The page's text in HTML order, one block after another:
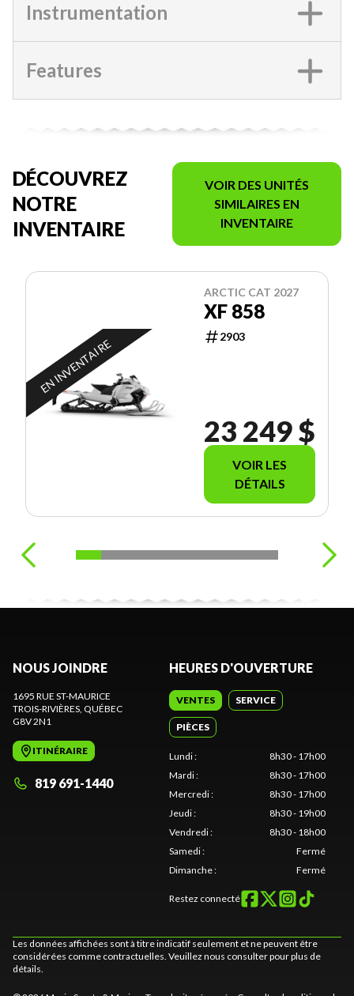
Instrumentation
Features
DÉCOUVREZ
NOTRE
INVENTAIRE
VOIR DES UNITÉS
SIMILAIRES EN
INVENTAIRE
EN INVENTAIRE
ARCTIC CAT 2027
XF 858
2903
23 249 $
VOIR LES
DÉTAILS
NOUS JOINDRE
1695 RUE ST-MAURICE
TROIS-RIVIÈRES , QUÉBEC
G8V 2N1
ITINÉRAIRE
819 691-1440
HEURES D'OUVERTURE
VENTES SERVICE
PIÈCES
Lundi:
8h30 - 17h00
Mardi:
8h30 - 17h00
Mercredi:
8h30 - 17h00
Jeudi:
8h30 - 19h00
Vendredi:
8h30 - 18h00
Samedi:
Fermé
Dimanche: Fermé
Restez connecté
Les données affichées sont à titre indicatif seulement et ne peuvent être
considérées comme contractuelles. Veuillez nous consulter pour plus de
détails.